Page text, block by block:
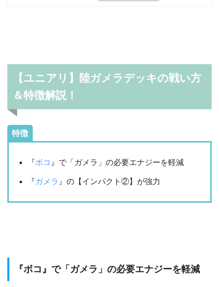
【ユニアリ】陸ガメラデッキの戦い方
＆特徴解説！
特徴
『ボコ 』で「ガメラ」の必要エナジーを軽減
『ガメラ 』の【インパクト②】が強力
『ボコ』で「ガメラ」の必要エナジーを軽減